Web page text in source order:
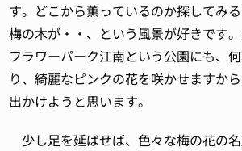
す。どこから薫っているのか探してみ
梅の木が・・、という風景が好きです。
フラワーパーク江南という公園にも、
り、綺麗なピンクの花を咲かせますか
出かけようと思います。
少し足を延ばせば、色々な梅の花の